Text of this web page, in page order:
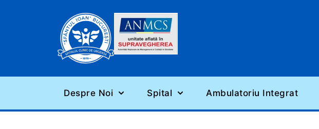
Despre Noi Spital Ambulatoriu Integrat